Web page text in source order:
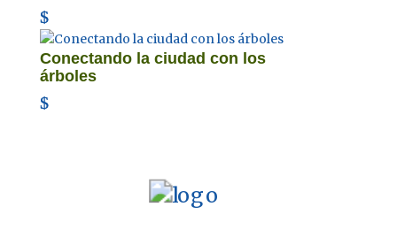
Conectando la ciudad con los
árboles